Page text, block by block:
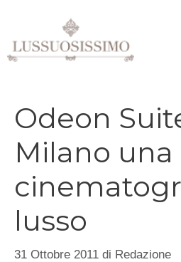
contenuto
Odeon
Milano una
lusso
31 Ottobre 2011 di Redazione